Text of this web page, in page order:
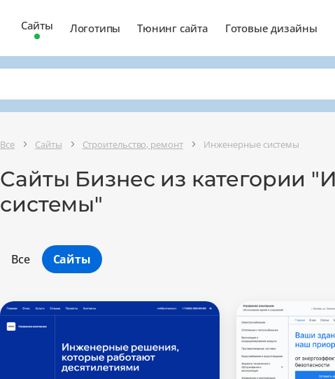
Сайты Логотипы Тюнинг сайта Готовые дизайны
Все Сайты Строительство, ремонт Инженерные системы
Сайты Бизнес из категории
системы"
Все Сайты